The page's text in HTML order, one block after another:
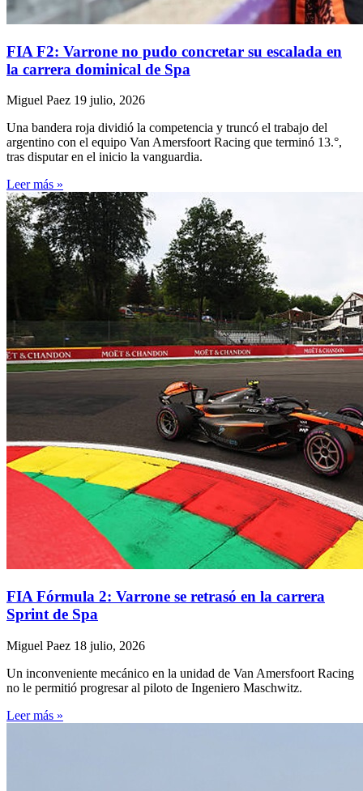
FIA F2: Varrone no pudo concretar su escalada en
la carrera dominical de Spa
Miguel Paez 19 julio, 2026
Una bandera roja dividió la competencia y truncó el trabajo del
argentino con el equipo Van Amersfoort Racing que terminó 13.°,
tras disputar en el inicio la vanguardia.
Leer más »
FIA Fórmula 2: Varrone se retrasó en la carrera
Sprint de Spa
Miguel Paez 18 julio, 2026
Un inconveniente mecánico en la unidad de Van Amersfoort Racing
no le permitió progresar al piloto de Ingeniero Maschwitz.
Leer más »